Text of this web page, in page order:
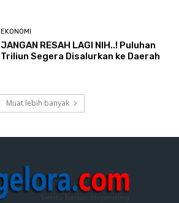
EKONOMI
JANGAN RESAH LAGI NIH..! Puluhan
Triliun Segera Disalurkan ke Daerah
Muat lebih banyak